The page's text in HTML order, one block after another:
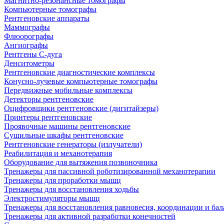
Компьютерные томографы
Рентгеновские аппараты
Маммографы
Флюорографы
Ангиографы
Рентгены С-дуга
Денситометры
Рентгеновские диагностические комплексы
Конусно-лучевые компьютерные томографы
Передвижные мобильные комплексы
Детекторы рентгеновские
Оцифровщики рентгеновские (дигитайзеры)
Принтеры рентгеновские
Проявочные машины рентгеновские
Сушильные шкафы рентгеновские
Рентгеновские генераторы (излучатели)
Реабилитация и механотерапия
Оборудование для вытяжения позвоночника
Тренажеры для пассивной роботизированной механотерапии
Тренажеры для проработки мышц
Тренажеры для восстановления ходьбы
Электростимуляторы мышц
Тренажеры для восстановления равновесия, координации и
Тренажеры для активной разработки конечностей